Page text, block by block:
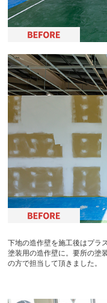
下地の造作壁を施工後はプラ
塗装用の造作壁に。要所の塗
の方で担当して頂きました。